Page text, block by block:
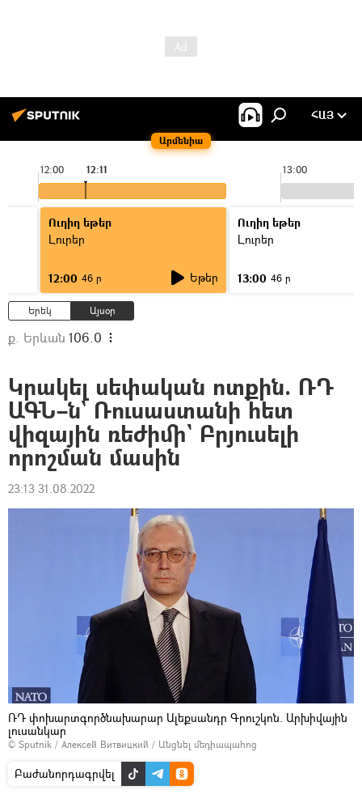
Արմենիա
ՀԱՅ
12:00 13:00
12:11
Ուղիղ եթեր
Լուրեր
12:00 46 ր Եթեր
Ուղիղ եթեր
Լուրեր
13:00 46 ր
Երեկ Այսօր
ք. Երևան 106.0
Կրակել սեփական ոտքին. ՌԴ
ԱԳՆ–ն` Ռուսաստանի հետ
վիզային ռեժիմի` Բրյուսելի
որոշման մասին
23:13 31.08.2022
ՌԴ փոխարտգործնախարար Ալեքսանդր Գրուշկոն. Արխիվային
լուսանկար
© Sputnik / Алексей Витвицкий / Անցնել մեդիապահոց
Բաժանորդագրվել